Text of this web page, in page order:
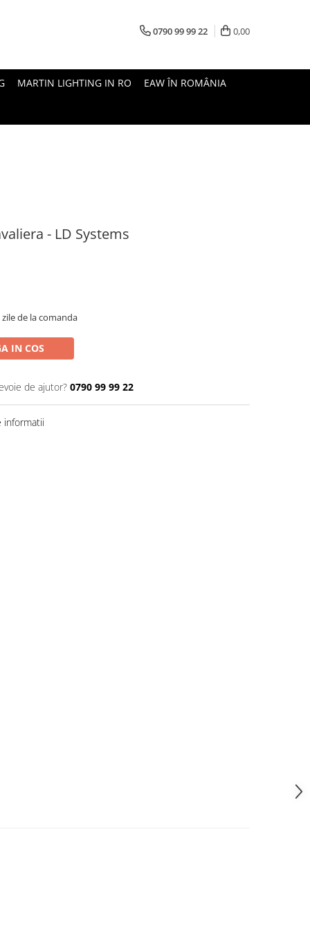
0790 99 99 22 0,00
MARTIN LIGHTING IN RO EAW ÎN ROMÂNIA
- LD Systems
de la comanda
IN COS
de ajutor? 0790 99 99 22
informatii